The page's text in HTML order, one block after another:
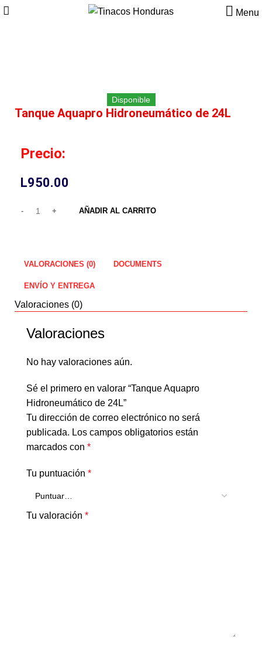
Menu
Disponible
Tanque Aquapro Hidroneumático de 24L
Precio:
L950.00
AÑADIR AL CARRITO
VALORACIONES (0) DOCUMENTS
ENVÍO Y ENTREGA
Valoraciones (0)
Valoraciones
No hay valoraciones aún.
Sé el primero en valorar “Tanque Aquapro
Hidroneumático de 24L”
Tu dirección de correo electrónico no será
publicada. Los campos obligatorios están
marcados con *
Tu puntuación *
Tu valoración *